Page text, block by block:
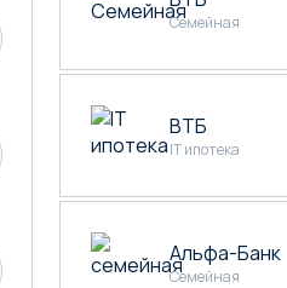
Семейная
ВТБ
IT ипотека
Альфа-Банк
Семейная